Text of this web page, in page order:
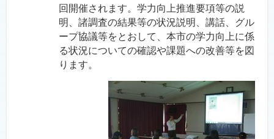
回開催されます。学力向上推進要項等の説
明、諸調査の結果等の状況説明、講話、グル
ープ協議等をとおして、本市の学力向上に係
る状況についての確認や課題への改善等を図
ります。